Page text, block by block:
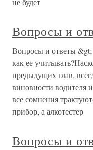
Вопросы и
Вопросы и ответы &gt;
как ее
предыдущих глав,
виновности водителя
все сомнения
прибор, а алкотестер
Вопросы и